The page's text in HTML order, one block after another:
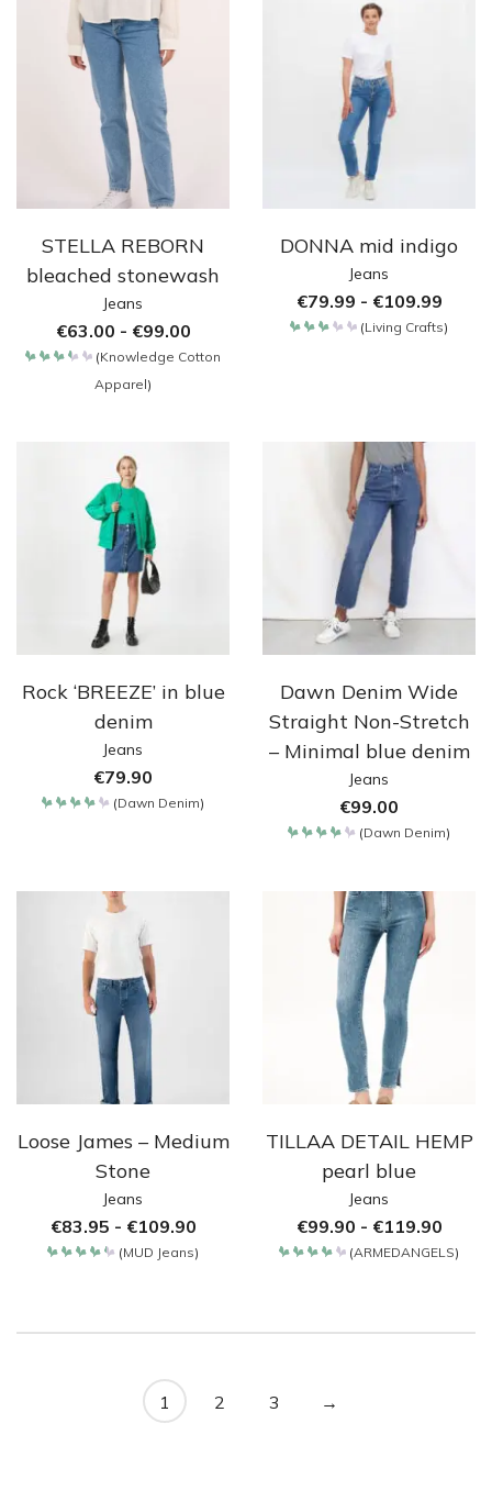
STELLA REBORN
bleached stonewash
Jeans
€63.00 - €99.00
(Knowledge Cotton
Apparel)
DONNA mid indigo
Jeans
€79.99 - €109.99
(Living Crafts)
Rock ‘BREEZE’ in blue
denim
Jeans
€79.90
(Dawn Denim)
Dawn Denim Wide
Straight Non-Stretch
– Minimal blue denim
Jeans
€99.00
(Dawn Denim)
Loose James – Medium
Stone
Jeans
€83.95 - €109.90
(MUD Jeans)
TILLAA DETAIL HEMP
pearl blue
Jeans
€99.90 - €119.90
(ARMEDANGELS)
1 2 3 →